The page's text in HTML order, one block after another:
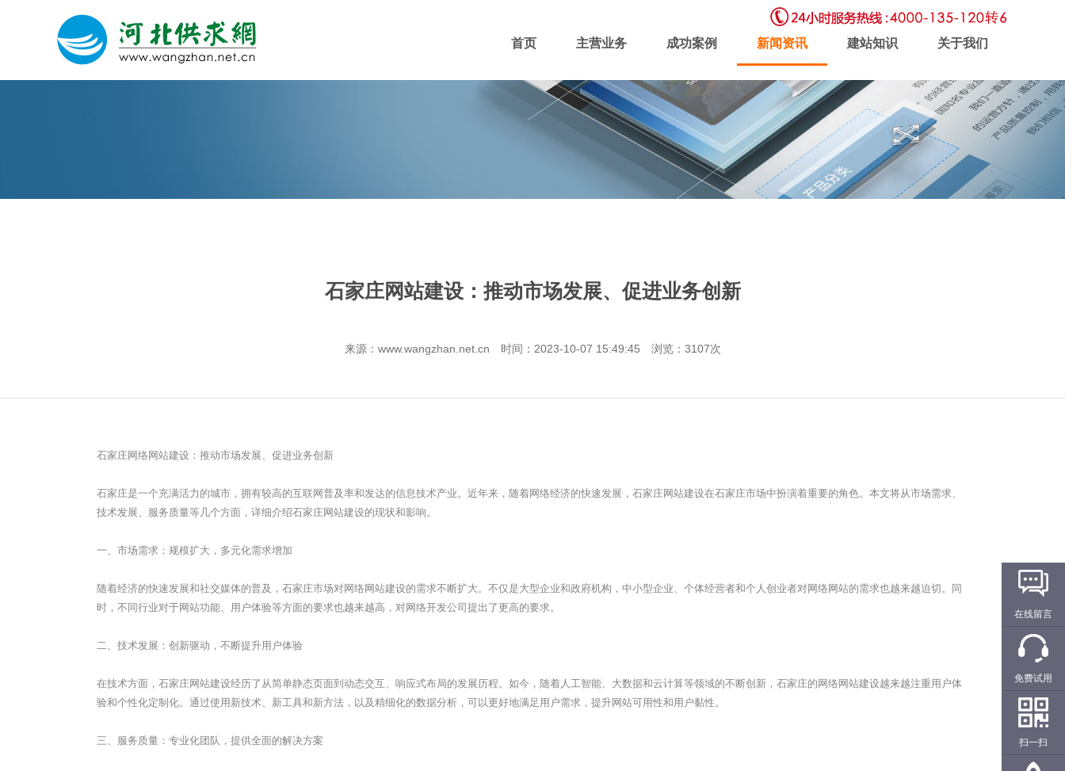
首页 主营业务 成功案例 新闻资讯 建站知识 关于我们
域名注册 虚拟主机 企业邮局 软件开发
石家庄网站建设：推动市场发展、促进业务创新
来源：www.wangzhan.net.cn 时间：2023-10-07 15:49:45 浏览：3107次
石家庄网络网站建设：推动市场发展、促进业务创新
石家庄是一个充满活力的城市，拥有较高的互联网普及率和发达的信息技术产业。近年来，随着网络经济的快速发展， 石家庄 网站建设在石家庄市场中扮演着重要的角色。本文将从市场需求、
技术发展、服务质量等几个方面，详细介绍石家庄 网站建设的现状和影响。
一、市场需求：规模扩大，多元化需求增加
随着经济的快速发展和社交媒体的普及， 石家庄市场对网络网站建设的需求不断扩大。不仅是大型企业和政府机构，中小型企业、个体经营者和个人创业者对网络网站的需求也越来越迫切。同
时，不同行业对于网站功能、用户体验等方面的要求也越来越高，对网络开发公司提出了更高的要求。
二、技术发展：创新驱动，不断提升用户体验
在技术方面， 石家庄 网站建设经历了从简单静态页面到动态交互、响应式布局的发展历程。如今，随着人工智能、大数据和云计算等领域的不断创新， 石家庄的网络网站建设越来越注重用户体
验和个性化定制化。通过使用新技术、新工具和新方法，以及精细化的数据分析，可以更好地满足用户需求，提升网站可用性和用户黏性。
三、服务质量：专业化团队，提供全面的解决方案
在线留言
免费试用
扫一扫